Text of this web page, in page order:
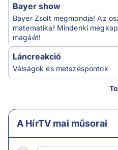
Bayer show
Bayer Zsolt megmondja! Az
matematika! Mindenki
magáét!
Láncreakció
Válságok és metszéspontok
A HírTV mai műsorai